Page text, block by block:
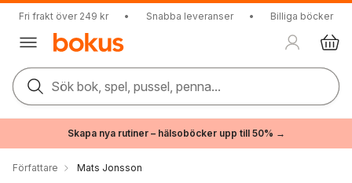
Fri frakt över 249 kr • Snabba leveranser • Billiga böcker
Sök bok, spel, pussel, penna...
Skapa nya rutiner – hälsoböcker upp till 50% →
Författare Mats Jonsson